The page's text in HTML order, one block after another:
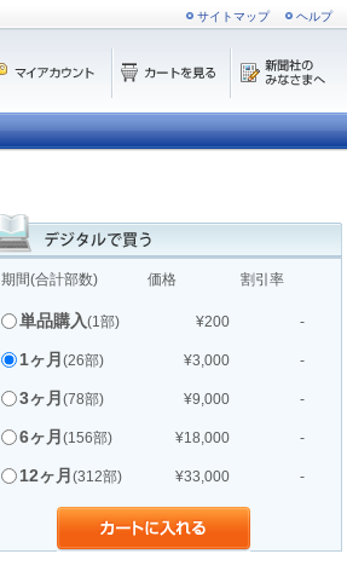
サイトマップ ヘルプ
期間(合計部数) 価格 割引率
単品購入(1部) ¥200 -
1ヶ月 (26部) ¥3,000 -
3ヶ月 (78部) ¥9,000 -
6ヶ月 (156部) ¥18,000 -
12ヶ月 (312部) ¥33,000 -